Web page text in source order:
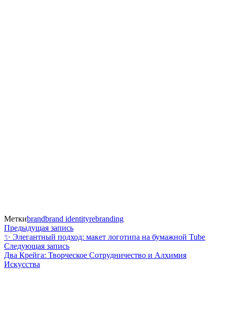
Меткиbrandbrand identityrebranding
Навигация
по
записям
Предыдущая записьПредыдущая
запись:
✨ Элегантный подход: макет логотипа на бумажной Tubе
Следующая записьСледующая
запись:
Два Крейга: Творческое Сотрудничество и Алхимия
Искусства